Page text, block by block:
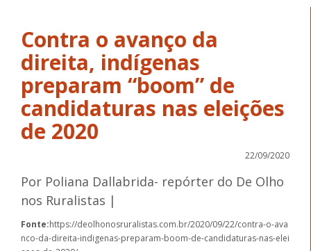
Contra o avanço da
direita, indígenas
preparam “boom” de
candidaturas nas eleições
de 2020
22/09/2020
Por Poliana Dallabrida- repórter do De Olho
nos Ruralistas |
Fonte:https://deolhonosruralistas.com.br/2020/09/22/contra-o-ava
nco-da-direita-indigenas-preparam-boom-de-candidaturas-nas-elei